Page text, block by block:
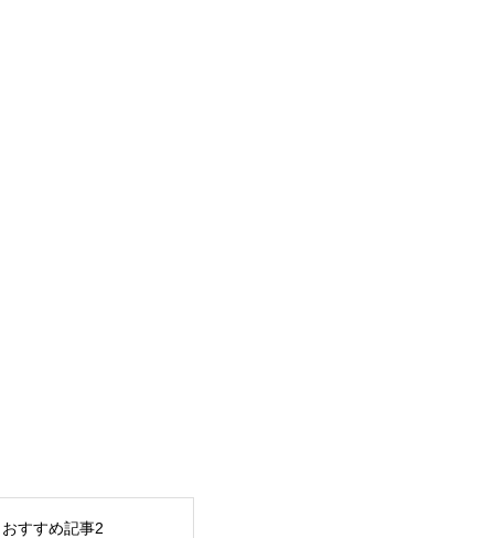
おすすめ記事2